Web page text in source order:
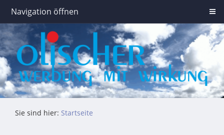
Navigation öffnen
Sie sind hier: Startseite